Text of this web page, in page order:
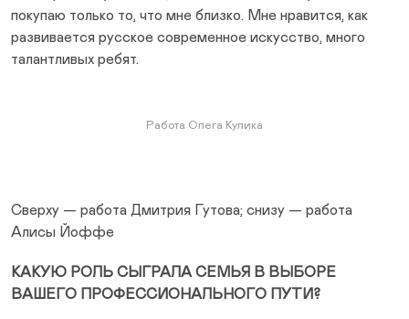
покупаю только то, что мне близко. Мне нравится, как
развивается русское современное искусство, много
талантливых ребят.
Работа Олега Кулика
Сверху — работа Дмитрия Гутова; снизу — работа
Алисы Йоффе
КАКУЮ РОЛЬ СЫГРАЛА СЕМЬЯ В ВЫБОРЕ
ВАШЕГО ПРОФЕССИОНАЛЬНОГО ПУТИ?